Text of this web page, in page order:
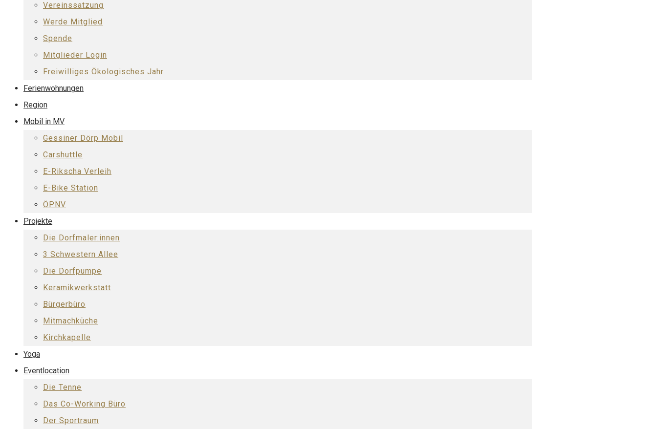
Vereinssatzung
Werde Mitglied
Spende
Mitglieder Login
Freiwilliges Ökologisches Jahr
Ferienwohnungen
Region
Mobil in MV
Gessiner Dörp Mobil
Carshuttle
E-Rikscha Verleih
E-Bike Station
ÖPNV
Projekte
Die Dorfmaler:innen
3 Schwestern Allee
Die Dorfpumpe
Keramikwerkstatt
Bürgerbüro
Mitmachküche
Kirchkapelle
Yoga
Eventlocation
Die Tenne
Das Co-Working Büro
Der Sportraum